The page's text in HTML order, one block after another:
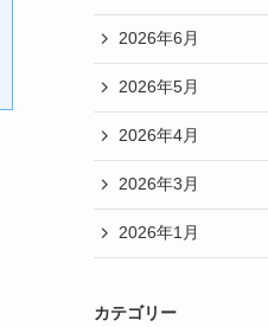
2026年6月
2026年5月
2026年4月
2026年3月
2026年1月
カテゴリー